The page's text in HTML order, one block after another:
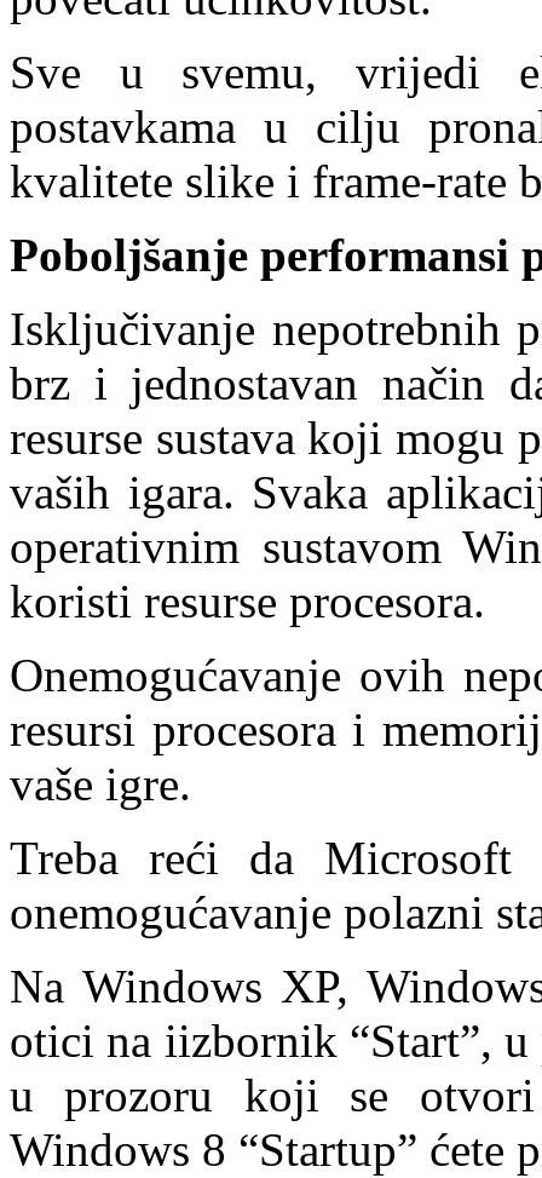
Sve u svemu, vrijedi
postavkama u cilju
kvalitete slike i frame-rate
Poboljšanje performansi
Isključivanje nepotrebnih
brz i jednostavan način
resurse sustava koji mogu
vaših igara. Svaka
operativnim sustavom
koristi resurse procesora.
Onemogućavanje ovih
resursi procesora i
vaše igre.
Treba reći da Microsoft
onemogućavanje polazni
Na Windows XP,
otici na iizbornik “Start”,
u prozoru koji se otvori
Windows 8 “Startup” ćete